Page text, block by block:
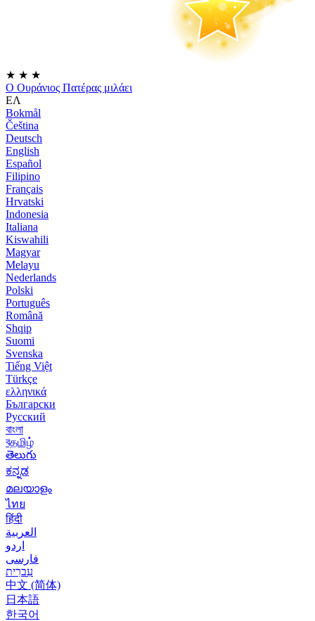
★ ★ ★
Ο Ουράνιος Πατέρας μιλάει
ΕΛ
Bokmål
Čeština
Deutsch
English
Español
Filipino
Français
Hrvatski
Indonesia
Italiana
Kiswahili
Magyar
Melayu
Nederlands
Polski
Português
Română
Shqip
Suomi
Svenska
Tiếng Việt
Türkçe
ελληνικά
Български
Русский
বাংলা
বதமிழ்
తెలుగు
ಕನ್ನಡ
മലയാളം
ไทย
हिंदी
العربية
اردو
فارسی
עִברִית
中文 (简体)
日本語
한국어